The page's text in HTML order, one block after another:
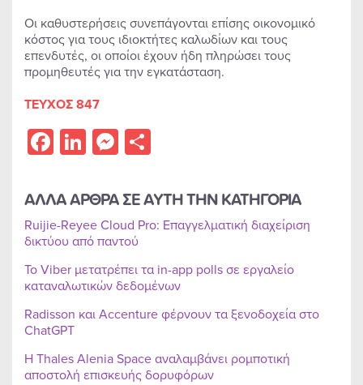
Οι καθυστερήσεις συνεπάγονται επίσης οικονομικό
κόστος για τους ιδιοκτήτες καλωδίων και τους
επενδυτές, οι οποίοι έχουν ήδη πληρώσει τους
προμηθευτές για την εγκατάσταση.
ΤΕΥΧΟΣ 847
Facebook
LinkedIn
Messenger
ΑΛΛΑ ΑΡΘΡΑ ΣΕ ΑΥΤΗ ΤΗΝ ΚΑΤΗΓΟΡΙΑ
Ruijie-Reyee Cloud Pro: Επαγγελματική διαχείριση
δικτύου από παντού
Το Viber μετατρέπει τα in-app polls σε εργαλείο
καταναλωτικών δεδομένων
Radisson και Accenture φέρνουν τα ξενοδοχεία στο
ChatGPT
Η Thales Alenia Space αναλαμβάνει ρομποτική
αποστολή επισκευής δορυφόρων